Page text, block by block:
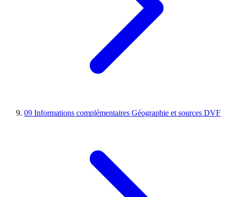
09 Informations complémentaires Géographie et sources DVF